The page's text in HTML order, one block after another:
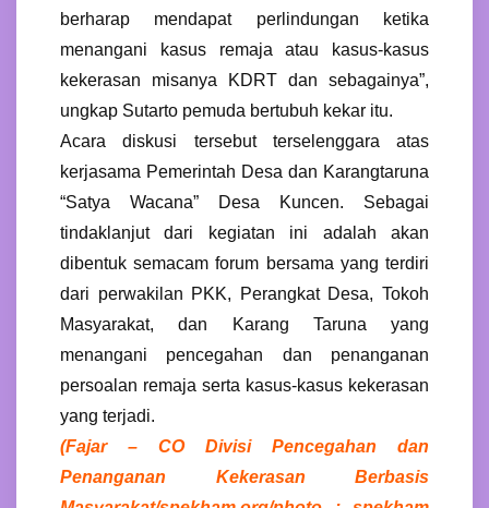
berharap mendapat perlindungan ketika
menangani kasus remaja atau kasus-kasus
kekerasan misanya KDRT dan sebagainya”,
ungkap Sutarto pemuda bertubuh kekar itu.
Acara diskusi tersebut terselenggara atas
kerjasama Pemerintah Desa dan Karangtaruna
“Satya Wacana” Desa Kuncen. Sebagai
tindaklanjut dari kegiatan ini adalah akan
dibentuk semacam forum bersama yang terdiri
dari perwakilan PKK, Perangkat Desa, Tokoh
Masyarakat, dan Karang Taruna yang
menangani pencegahan dan penanganan
persoalan remaja serta kasus-kasus kekerasan
yang terjadi.
(Fajar – CO Divisi Pencegahan dan
Penanganan Kekerasan Berbasis